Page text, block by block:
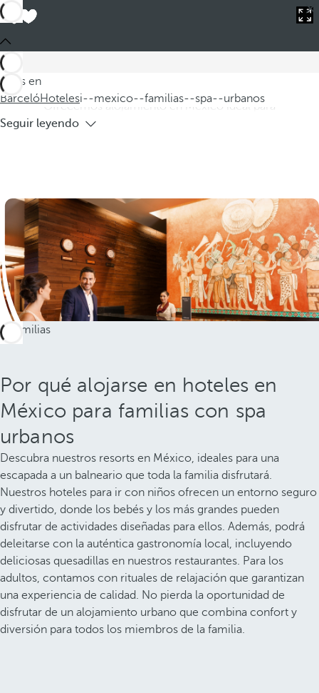
Estás en
BarcelóHotelesi--mexico--familias--spa--urbanos
Barceló
spa urbanos
Descubra nuestros hoteles en México para familias, donde el
descanso y la diversión se combinan en un entorno urbano.
Ofrecemos alojamiento en México ideal para
Seguir leyendo
Por qué alojarse en hoteles en
México para familias con spa
urbanos
Descubra nuestros resorts en México, ideales para una
escapada a un balneario que toda la familia disfrutará.
Nuestros hoteles para ir con niños ofrecen un entorno seguro
y divertido, donde los bebés y los más grandes pueden
disfrutar de actividades diseñadas para ellos. Además, podrá
deleitarse con la auténtica gastronomía local, incluyendo
deliciosas quesadillas en nuestros restaurantes. Para los
adultos, contamos con rituales de relajación que garantizan
una experiencia de calidad. No pierda la oportunidad de
disfrutar de un alojamiento urbano que combina confort y
diversión para todos los miembros de la familia.